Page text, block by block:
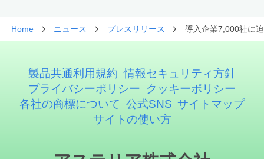
Home ニュース プレスリリース 導入企業7,000社に
製品共通利用規約 情報セキュリティ方針
プライバシーポリシー
クッキーポリシー
各社の商標について 公式SNS サイトマップ
サイトの使い方